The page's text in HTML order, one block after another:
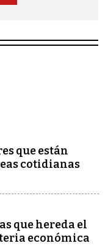
que están
cotidianas
que hereda el
económica